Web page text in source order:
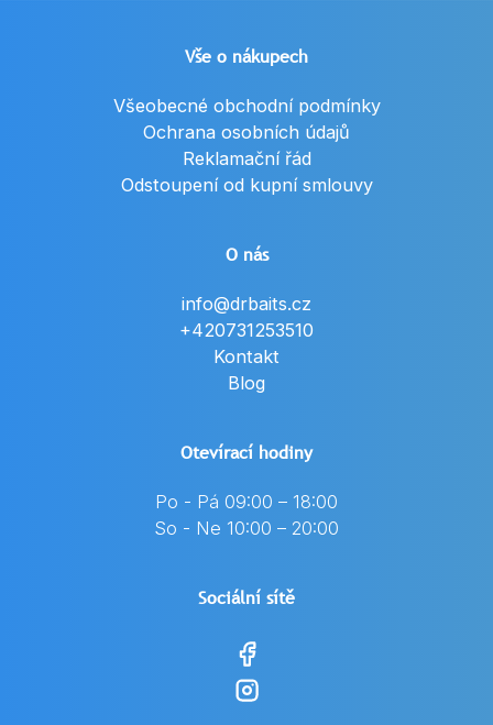
Vše o nákupech
Všeobecné obchodní podmínky
Ochrana osobních údajů
Reklamační řád
Odstoupení od kupní smlouvy
O nás
info@drbaits.cz
+420731253510
Kontakt
Blog
Otevírací hodiny
Po - Pá 09:00 – 18:00
So - Ne 10:00 – 20:00
Sociální sítě